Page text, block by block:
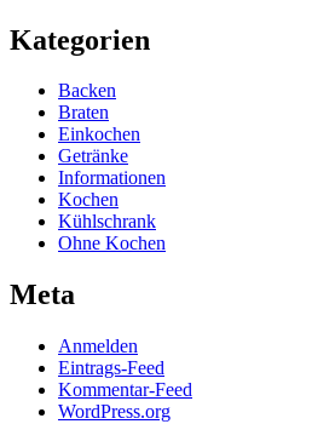
Kategorien
Backen
Braten
Einkochen
Getränke
Informationen
Kochen
Kühlschrank
Ohne Kochen
Meta
Anmelden
Eintrags-Feed
Kommentar-Feed
WordPress.org